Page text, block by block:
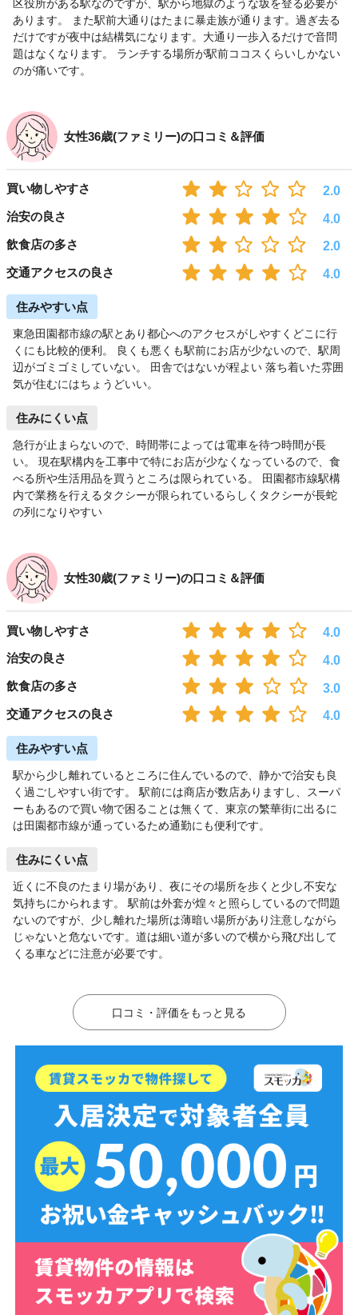
区役所がある駅なのですが、駅から地獄のような坂を登る必要が
あります。 また駅前大通りはたまに暴走族が通ります。過ぎ去る
だけですが夜中は結構気になります。大通り一歩入るだけで音問
題はなくなります。 ランチする場所が駅前ココスくらいしかない
のが痛いです。
女性36歳(ファミリー)の口コミ＆評価
買い物しやすさ
2.0
治安の良さ
4.0
飲食店の多さ
2.0
交通アクセスの良さ
4.0
住みやすい点
東急田園都市線の駅とあり都心へのアクセスがしやすくどこに行
くにも比較的便利。 良くも悪くも駅前にお店が少ないので、駅周
辺がゴミゴミしていない。 田舎ではないが程よい 落ち着いた雰囲
気が住むにはちょうどいい。
住みにくい点
急行が止まらないので、時間帯によっては電車を待つ時間が長
い。 現在駅構内を工事中で特にお店が少なくなっているので、食
べる所や生活用品を買うところは限られている。 田園都市線駅構
内で業務を行えるタクシーが限られているらしくタクシーが長蛇
の列になりやすい
女性30歳(ファミリー)の口コミ＆評価
買い物しやすさ
4.0
治安の良さ
4.0
飲食店の多さ
3.0
交通アクセスの良さ
4.0
住みやすい点
駅から少し離れているところに住んでいるので、静かで治安も良
く過ごしやすい街です。 駅前には商店が数店ありますし、スーパ
ーもあるので買い物で困ることは無くて、東京の繁華街に出るに
は田園都市線が通っているため通勤にも便利です。
住みにくい点
近くに不良のたまり場があり、夜にその場所を歩くと少し不安な
気持ちにかられます。 駅前は外套が煌々と照らしているので問題
ないのですが、少し離れた場所は薄暗い場所があり注意しながら
じゃないと危ないです。道は細い道が多いので横から飛び出して
くる車などに注意が必要です。
口コミ・評価をもっと見る